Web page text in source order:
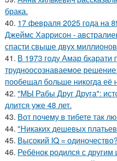
брака.
40. 17 февраля 2025 года на
Джеймс Харрисон -
спасти свыше двух
41. В 1973 году Амар бхарати
трудноосознаваемое
пообещал больше никогда её
42. "МЫ Рабы Друг Друга":
длится уже 48 лет.
43. Вот почему в тибете так
44. "Никаких дешевых
45. Высокий IQ = одиночество?
46. Ребёнок родился с